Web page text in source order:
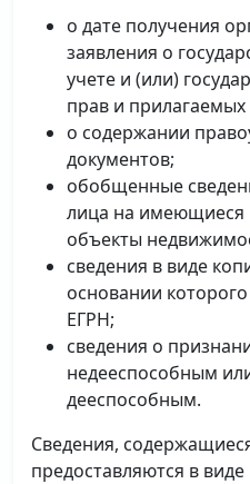
о дате получения
заявления о
учете и (или)
прав и
о содержании
документов;
обобщенные
лица на имеющиеся
объекты
сведения в виде
основании
ЕГРН;
сведения о
недееспособным
дееспособным.
Сведения,
предоставляются в